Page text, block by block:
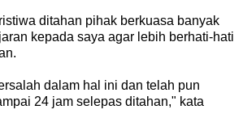
ditahan pihak berkuasa banyak
kepada saya agar lebih berhati-hati
dalam hal ini dan telah pun
24 jam selepas ditahan," kata